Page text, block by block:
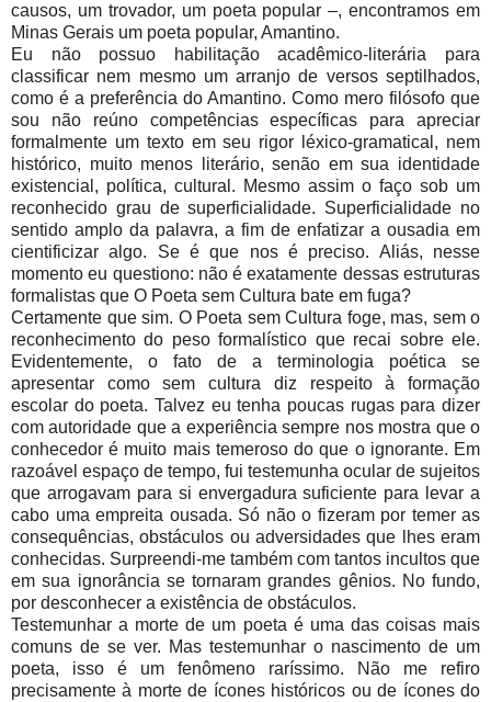
causos, um trovador, um poeta popular –, encontramos em
Minas Gerais um poeta popular, Amantino.
Eu não possuo habilitação acadêmico-literária para
classificar nem mesmo um arranjo de versos septilhados,
como é a preferência do Amantino. Como mero filósofo que
sou não reúno competências específicas para apreciar
formalmente um texto em seu rigor léxico-gramatical, nem
histórico, muito menos literário, senão em sua identidade
existencial, política, cultural. Mesmo assim o faço sob um
reconhecido grau de superficialidade. Superficialidade no
sentido amplo da palavra, a fim de enfatizar a ousadia em
cientificizar algo. Se é que nos é preciso. Aliás, nesse
momento eu questiono: não é exatamente dessas estruturas
formalistas que O Poeta sem Cultura bate em fuga?
Certamente que sim. O Poeta sem Cultura foge, mas, sem o
reconhecimento do peso formalístico que recai sobre ele.
Evidentemente, o fato de a terminologia poética se
apresentar como sem cultura diz respeito à formação
escolar do poeta. Talvez eu tenha poucas rugas para dizer
com autoridade que a experiência sempre nos mostra que o
conhecedor é muito mais temeroso do que o ignorante. Em
razoável espaço de tempo, fui testemunha ocular de sujeitos
que arrogavam para si envergadura suficiente para levar a
cabo uma empreita ousada. Só não o fizeram por temer as
consequências, obstáculos ou adversidades que lhes eram
conhecidas. Surpreendi-me também com tantos incultos que
em sua ignorância se tornaram grandes gênios. No fundo,
por desconhecer a existência de obstáculos.
Testemunhar a morte de um poeta é uma das coisas mais
comuns de se ver. Mas testemunhar o nascimento de um
poeta, isso é um fenômeno raríssimo. Não me refiro
precisamente à morte de ícones históricos ou de ícones do